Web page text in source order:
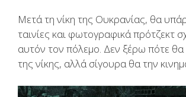
Μετά τη νίκη της Ουκρανίας, θα
ταινίες και φωτογραφικά πρότζεκτ
αυτόν τον πόλεμο. Δεν ξέρω πότε θα
της νίκης, αλλά σίγουρα θα την